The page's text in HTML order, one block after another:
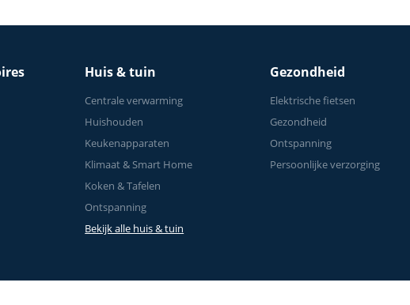
Huis & tuin
Centrale verwarming
Huishouden
Keukenapparaten
Klimaat & Smart Home
Koken & Tafelen
Ontspanning
Bekijk alle huis & tuin
Gezondheid
Elektrische fietsen
Gezondheid
Ontspanning
Persoonlijke verzorging